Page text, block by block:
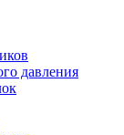
давления